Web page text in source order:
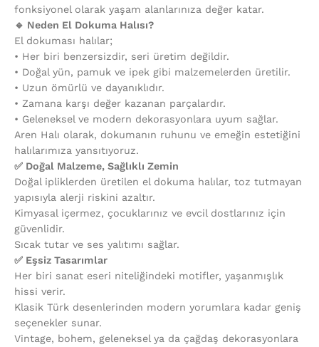
fonksiyonel olarak yaşam alanlarınıza değer katar.
🔹 Neden El Dokuma Halısı?
El dokuması halılar;
•⁠ ⁠Her biri benzersizdir, seri üretim değildir.
•⁠ ⁠Doğal yün, pamuk ve ipek gibi malzemelerden üretilir.
•⁠ ⁠Uzun ömürlü ve dayanıklıdır.
•⁠ ⁠Zamana karşı değer kazanan parçalardır.
•⁠ ⁠Geleneksel ve modern dekorasyonlara uyum sağlar.
Aren Halı olarak, dokumanın ruhunu ve emeğin estetiğini
halılarımıza yansıtıyoruz.
✅ Doğal Malzeme, Sağlıklı Zemin
Doğal ipliklerden üretilen el dokuma halılar, toz tutmayan
yapısıyla alerji riskini azaltır.
Kimyasal içermez, çocuklarınız ve evcil dostlarınız için
güvenlidir.
Sıcak tutar ve ses yalıtımı sağlar.
✅ Eşsiz Tasarımlar
Her biri sanat eseri niteliğindeki motifler, yaşanmışlık
hissi verir.
Klasik Türk desenlerinden modern yorumlara kadar geniş
seçenekler sunar.
Vintage, bohem, geleneksel ya da çağdaş dekorasyonlara